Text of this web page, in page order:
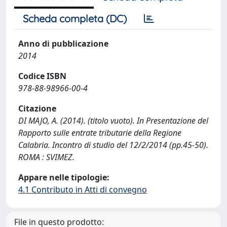
Scheda completa (DC)
Anno di pubblicazione
2014
Codice ISBN
978-88-98966-00-4
Citazione
DI MAJO, A. (2014). (titolo vuoto). In Presentazione del
Rapporto sulle entrate tributarie della Regione
Calabria. Incontro di studio del 12/2/2014 (pp.45-50).
ROMA : SVIMEZ.
Appare nelle tipologie:
4.1 Contributo in Atti di convegno
File in questo prodotto: